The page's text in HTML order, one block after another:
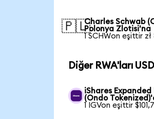
🇵🇱Charles Schwab
Polonya Zlotisi'na
1 SCHWon eşittir zł
Diğer RWA'ları
iShares
(Ondo
1 IGVon eşittir